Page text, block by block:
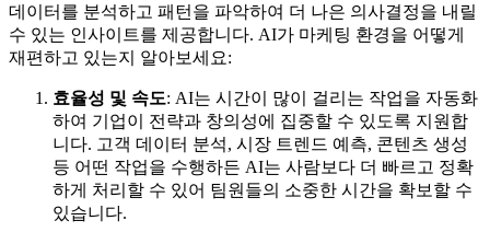
데이터를 분석하고 패턴을 파악하여 더 나은 의사결정을 내릴
수 있는 인사이트를 제공합니다. AI가 마케팅 환경을 어떻게
재편하고 있는지 알아보세요:
효율성 및 속도: AI는 시간이 많이 걸리는 작업을 자동화
하여 기업이 전략과 창의성에 집중할 수 있도록 지원합
니다. 고객 데이터 분석, 시장 트렌드 예측, 콘텐츠 생성
등 어떤 작업을 수행하든 AI는 사람보다 더 빠르고 정확
하게 처리할 수 있어 팀원들의 소중한 시간을 확보할 수
있습니다.